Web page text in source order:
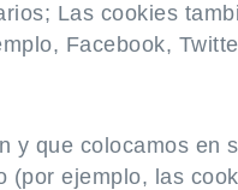
Las cookies
Facebook,
y que colocamos
ejemplo, las